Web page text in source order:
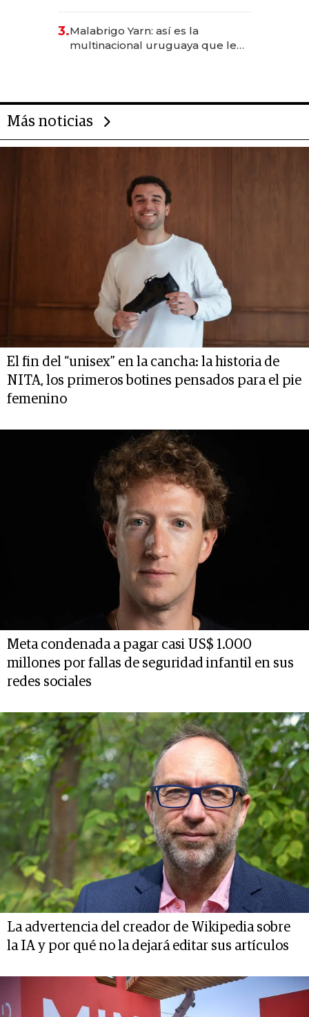
anticipación y prepara apertura
3.Malabrigo Yarn: así es la
multinacional uruguaya que le
Más noticias
El fin del “unisex” en la cancha: la historia de
NITA, los primeros botines pensados para el pie
femenino
Meta condenada a pagar casi US$ 1.000
millones por fallas de seguridad infantil en sus
redes sociales
La advertencia del creador de Wikipedia sobre
la IA y por qué no la dejará editar sus artículos